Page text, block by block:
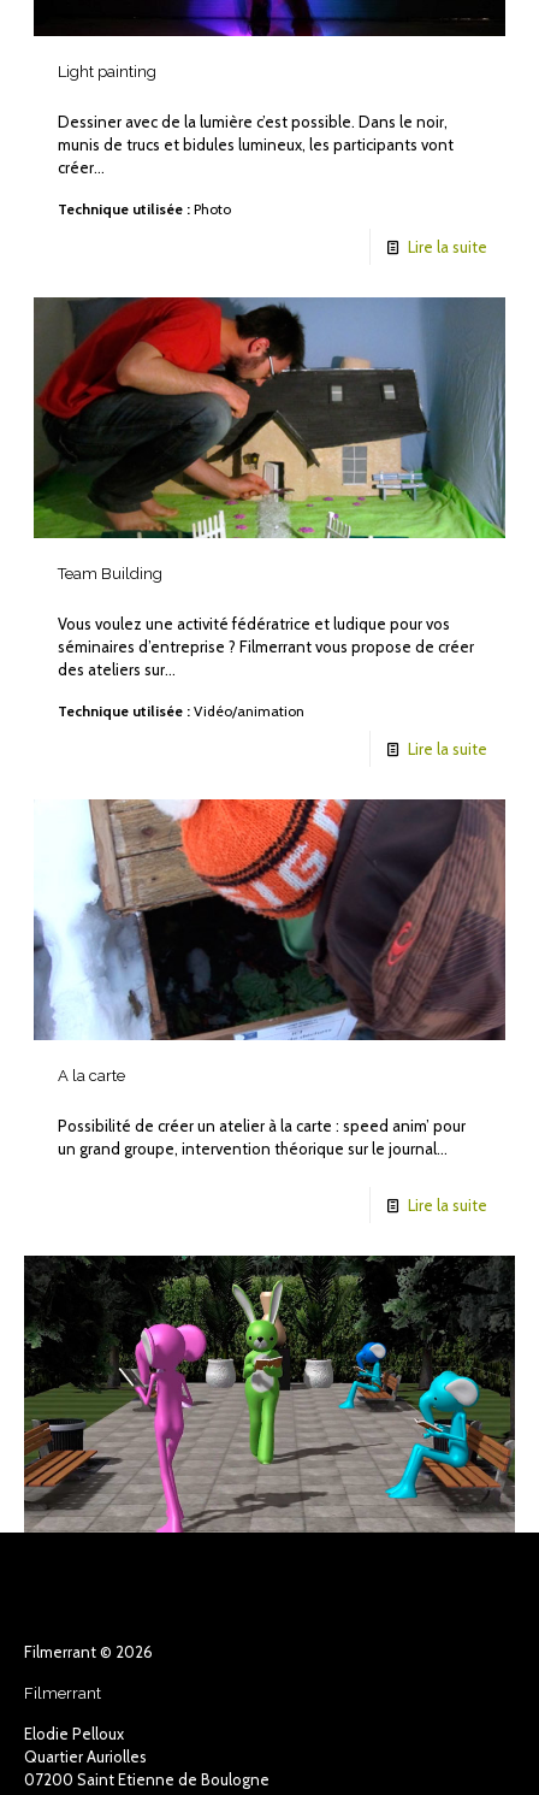
Light painting
Dessiner avec de la lumière c’est possible. Dans le noir,
munis de trucs et bidules lumineux, les participants vont
créer…
Technique utilisée : Photo
Lire la suite
Team Building
Vous voulez une activité fédératrice et ludique pour vos
séminaires d’entreprise ? Filmerrant vous propose de créer
des ateliers sur…
Technique utilisée : Vidéo/animation
Lire la suite
A la carte
Possibilité de créer un atelier à la carte : speed anim’ pour
un grand groupe, intervention théorique sur le journal…
Lire la suite
Filmerrant © 2026
Filmerrant
Elodie Pelloux
Quartier Auriolles
07200 Saint Etienne de Boulogne